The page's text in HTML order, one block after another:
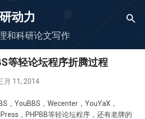
跳至主要内容
动力
和科研论文写作
等轻论坛程序折腾过程
月 11, 2014
，YouBBS，Wecenter，YouYaX，
，PHPBB等轻论坛程序，还有老牌的